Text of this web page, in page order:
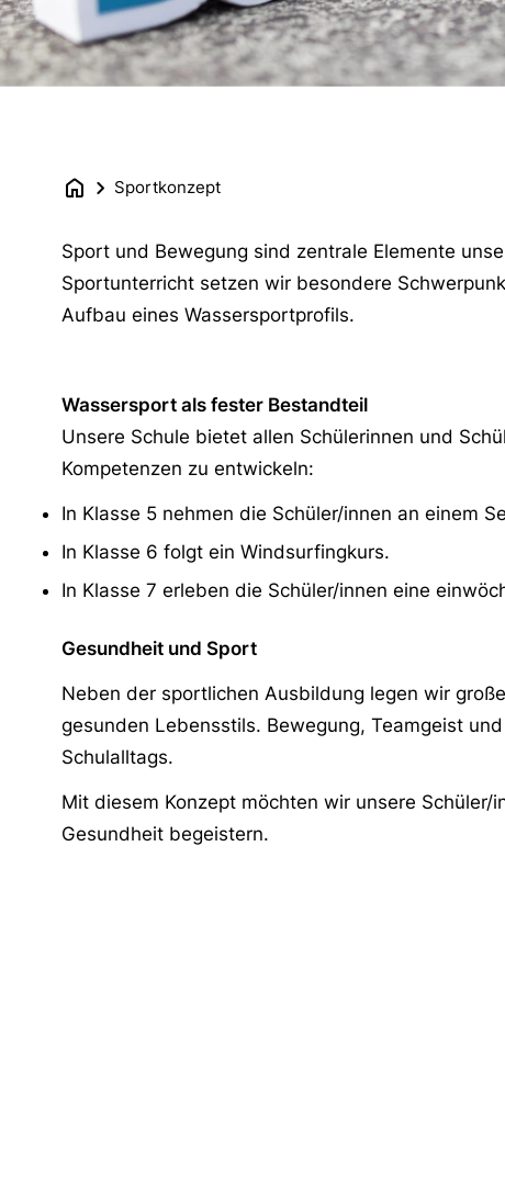
Sportkonzept
Sport und Bewegung sind zentrale Elemente
Sportunterricht setzen wir besondere
Aufbau eines Wassersportprofils.
Wassersport als fester Bestandteil
Unsere Schule bietet allen Schülerinnen und
Kompetenzen zu entwickeln:
In Klasse 5 nehmen die Schüler/innen an einem
In Klasse 6 folgt ein Windsurfingkurs.
In Klasse 7 erleben die Schüler/innen eine
Gesundheit und Sport
Neben der sportlichen Ausbildung legen wir
gesunden Lebensstils. Bewegung, Teamgeist
Schulalltags.
Mit diesem Konzept möchten wir unsere
Gesundheit begeistern.